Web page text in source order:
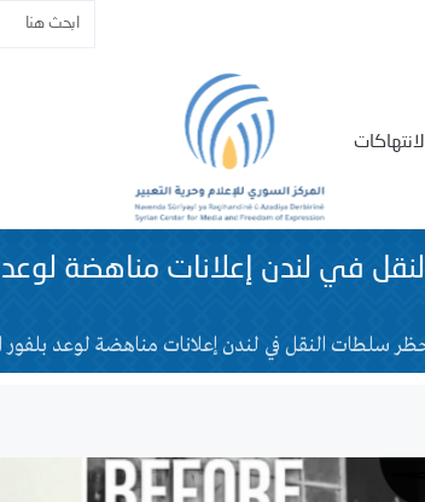
في لندن إعلانات مناهضة لوعد
حظر سلطات النقل في لندن إعلانات مناهضة لوعد بلفور